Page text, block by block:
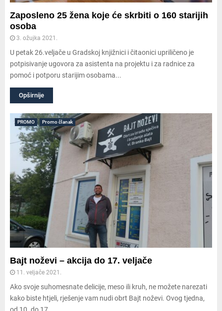
Zaposleno 25 žena koje će skrbiti o 160 starijih
osoba
3. ožujka 2021.
U petak 26.veljače u Gradskoj knjižnici i čitaonici upriličeno je
potpisivanje ugovora za asistenta na projektu i za radnice za
pomoć i potporu starijim osobama...
Opširnije
PROMO Promo članak
Bajt noževi – akcija do 17. veljače
11. veljače 2021.
Ako svoje suhomesnate delicije, meso ili kruh, ne možete narezati
kako biste htjeli, rješenje vam nudi obrt Bajt noževi. Ovog tjedna,